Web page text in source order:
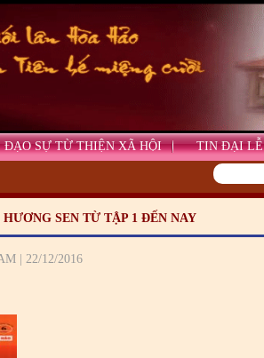
ĐẠO SỰ TỪ THIỆN XÃ HỘI TIN ĐẠI LỄ
SEN TỪ TẬP 1 ĐẾN NAY
| 22/12/2016